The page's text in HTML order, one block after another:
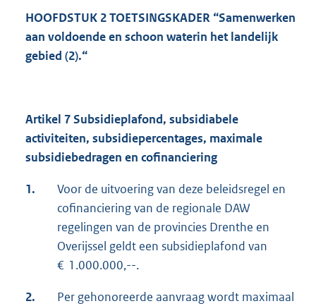
HOOFDSTUK 2 TOETSINGSKADER “Samenwerken
aan voldoende en schoon waterin het landelijk
gebied (2).“
Artikel 7 Subsidieplafond, subsidiabele
activiteiten, subsidiepercentages, maximale
subsidiebedragen en cofinanciering
1.
Voor de uitvoering van deze beleidsregel en
cofinanciering van de regionale DAW
regelingen van de provincies Drenthe en
Overijssel geldt een subsidieplafond van
€ 1.000.000,--.
2.
Per gehonoreerde aanvraag wordt maximaal